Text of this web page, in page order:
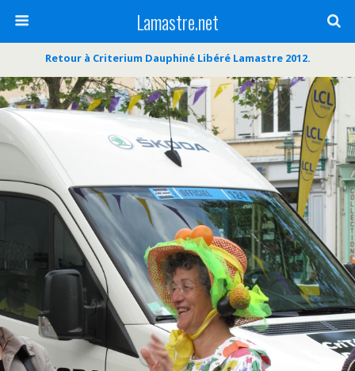
Lamastre.net
Retour à Criterium Dauphiné Libéré Lamastre 2012.